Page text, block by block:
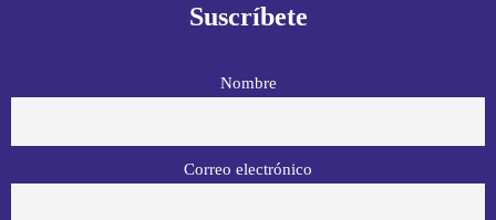
Suscríbete
Nombre
Correo electrónico